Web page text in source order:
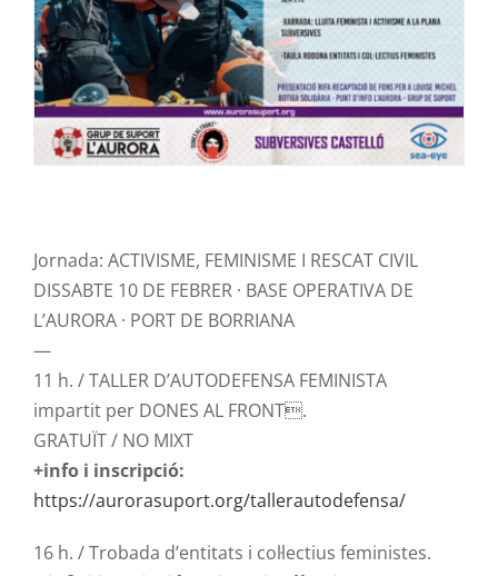
Jornada: ACTIVISME, FEMINISME I RESCAT CIVIL
DISSABTE 10 DE FEBRER · BASE OPERATIVA DE
L’AURORA · PORT DE BORRIANA
—
11 h. / TALLER D’AUTODEFENSA FEMINISTA
impartit per DONES AL FRONT.
GRATUÏT / NO MIXT
+info i inscripció:
https://aurorasuport.org/tallerautodefensa/
16 h. / Trobada d’entitats i col·lectius feministes.